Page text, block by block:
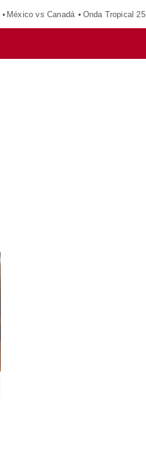
México vs Canadá Onda Tropical 25